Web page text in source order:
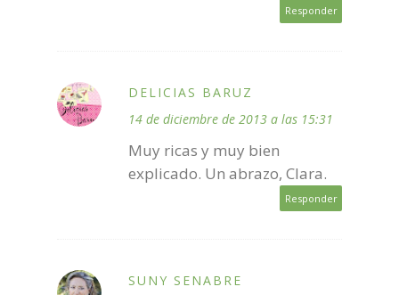
Responder
DELICIAS BARUZ
14 de diciembre de 2013 a las 15:31
Muy ricas y muy bien
explicado. Un abrazo, Clara.
Responder
SUNY SENABRE